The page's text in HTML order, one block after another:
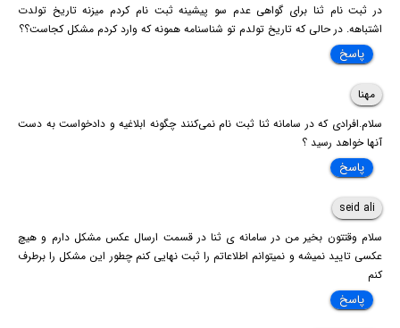
در ثبت نام ثنا برای گواهی عدم سو پیشینه ثبت نام کردم میزنه تاریخ تولدت
اشتباهه. در حالی که تاریخ تولدم تو شناسنامه همونه که وارد کردم مشکل کجاست؟؟
پاسخ
مهنا
سلام.افرادی که در سامانه ثنا ثبت نام نمی‌کنند چگونه ابلاغیه و دادخواست به دست
آنها خواهد رسید ؟
پاسخ
seid ali
سلام وقتتون بخیر من در سامانه ی ثنا در قسمت ارسال عکس مشکل دارم و هیچ
عکسی تایید نمیشه و نمیتوانم اطلاعاتم را ثبت نهایی کنم چطور این مشکل را برطرف
کنم
پاسخ